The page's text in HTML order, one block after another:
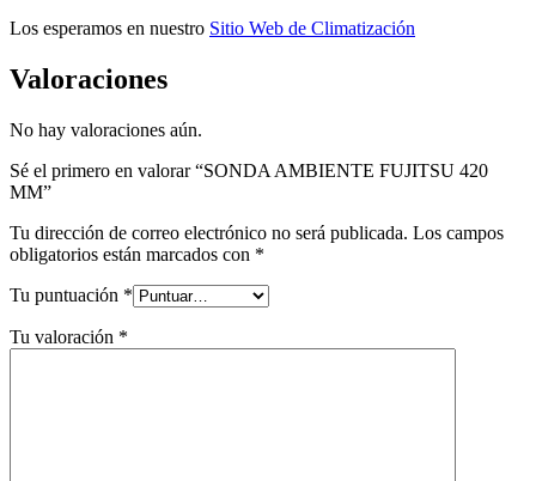
Los esperamos en nuestro Sitio Web de Climatización
Valoraciones
No hay valoraciones aún.
Sé el primero en valorar “SONDA AMBIENTE FUJITSU 420
MM”
Tu dirección de correo electrónico no será publicada. Los campos
obligatorios están marcados con *
Tu puntuación *
Tu valoración *